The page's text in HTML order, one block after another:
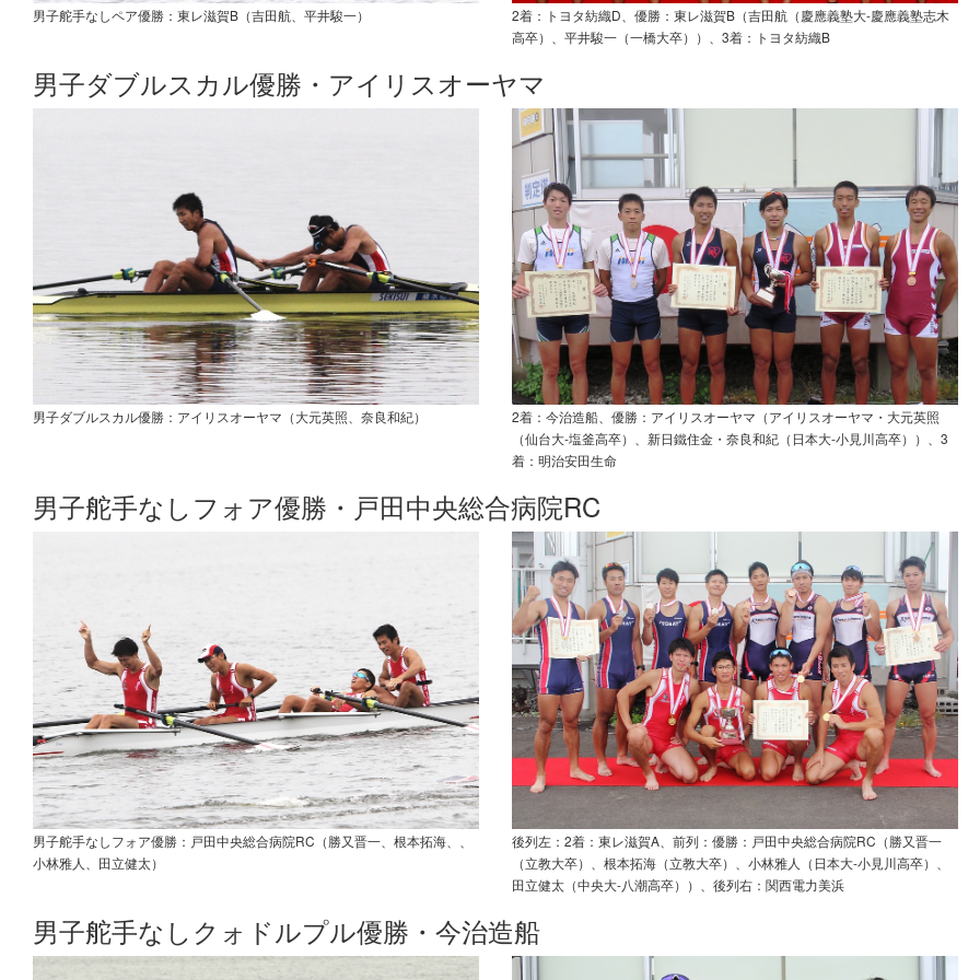
男子舵手なしペア優勝：東レ滋賀B（吉田航、平井駿一）
2着：トヨタ紡織D、優勝：東レ滋賀B（吉田航（慶應義塾大-慶應義塾志木
高卒）、平井駿一（一橋大卒））、3着：トヨタ紡織B
男子ダブルスカル優勝・アイリスオーヤマ
男子ダブルスカル優勝：アイリスオーヤマ（大元英照、奈良和紀）
2着：今治造船、優勝：アイリスオーヤマ（アイリスオーヤマ・大元英照
（仙台大-塩釜高卒）、新日鐵住金・奈良和紀（日本大-小見川高卒））、3
着：明治安田生命
男子舵手なしフォア優勝・戸田中央総合病院RC
男子舵手なしフォア優勝：戸田中央総合病院RC（勝又晋一、根本拓海、、
小林雅人、田立健太）
後列左：2着：東レ滋賀A、前列：優勝：戸田中央総合病院RC（勝又晋一
（立教大卒）、根本拓海（立教大卒）、小林雅人（日本大-小見川高卒）、
田立健太（中央大-八潮高卒））、後列右：関西電力美浜
男子舵手なしクォドルプル優勝・今治造船